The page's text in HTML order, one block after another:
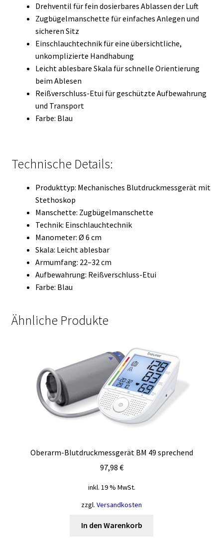
Drehventil für fein dosierbares Ablassen der Luft
Zugbügelmanschette für einfaches Anlegen und
sicheren Sitz
Einschlauchtechnik für eine übersichtliche,
unkomplizierte Handhabung
Leicht ablesbare Skala für schnelle Orientierung
beim Ablesen
Reißverschluss-Etui für geschützte Aufbewahrung
und Transport
Farbe: Blau
Technische Details:
Produkttyp: Mechanisches Blutdruckmessgerät mit
Stethoskop
Manschette: Zugbügelmanschette
Technik: Einschlauchtechnik
Manometer: Ø 6 cm
Skala: Leicht ablesbar
Armumfang: 22–32 cm
Aufbewahrung: Reißverschluss-Etui
Farbe: Blau
Ähnliche Produkte
Oberarm-Blutdruckmessgerät BM 49 sprechend
97,98 €
inkl. 19 % MwSt.
zzgl. Versandkosten
In den Warenkorb